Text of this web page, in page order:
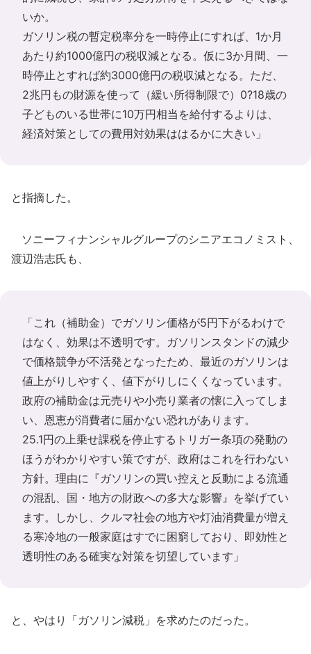
いか。
ガソリン税の暫定税率分を一時停止にすれば、1か月
あたり約1000億円の税収減となる。仮に3か月間、一
時停止とすれば約3000億円の税収減となる。ただ、
2兆円もの財源を使って（緩い所得制限で）0?18歳の
子どものいる世帯に10万円相当を給付するよりは、
経済対策としての費用対効果ははるかに大きい」
と指摘した。
ソニーフィナンシャルグループのシニアエコノミスト、
渡辺浩志氏も、
「これ（補助金）でガソリン価格が5円下がるわけで
はなく、効果は不透明です。ガソリンスタンドの減少
で価格競争が不活発となったため、最近のガソリンは
値上がりしやすく、値下がりしにくくなっています。
政府の補助金は元売りや小売り業者の懐に入ってしま
い、恩恵が消費者に届かない恐れがあります。
25.1円の上乗せ課税を停止するトリガー条項の発動の
ほうがわかりやすい策ですが、政府はこれを行わない
方針。理由に『ガソリンの買い控えと反動による流通
の混乱、国・地方の財政への多大な影響』を挙げてい
ます。しかし、クルマ社会の地方や灯油消費量が増え
る寒冷地の一般家庭はすでに困窮しており、即効性と
透明性のある確実な対策を切望しています」
と、やはり「ガソリン減税」を求めたのだった。